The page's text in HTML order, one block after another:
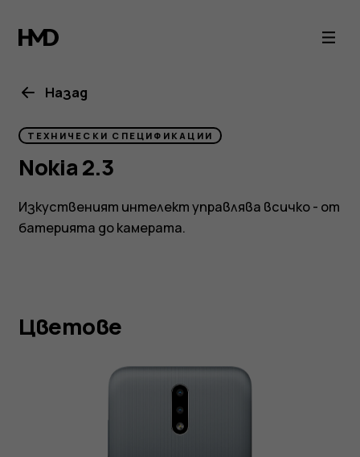
Nokia
2.3
specs
Назад
ТЕХНИЧЕСКИ СПЕЦИФИКАЦИИ
Nokia 2.3
Изкуственият интелект управлява всичко - от
батерията до камерата.
Цветове